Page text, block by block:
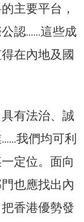
主要平台，
認……這些成
在內地及國
有法治、誠
我們均可利
定位。面向
也應找出內
香港優勢發